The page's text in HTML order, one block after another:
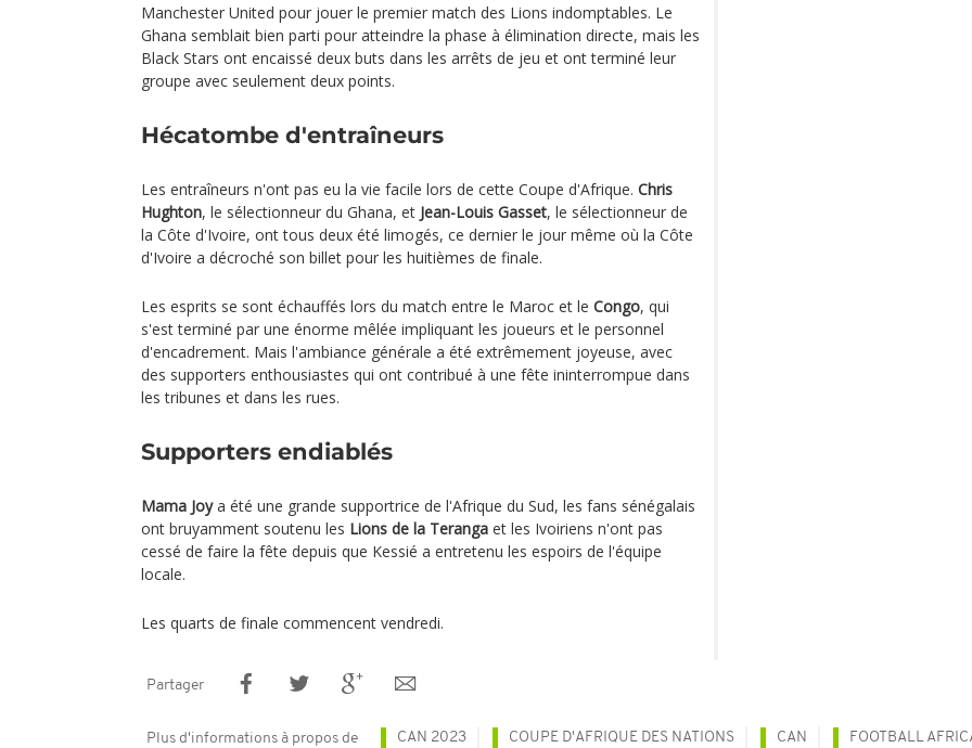
Manchester United pour jouer le premier match des Lions indomptables. Le
Ghana semblait bien parti pour atteindre la phase à élimination directe, mais les
Black Stars ont encaissé deux buts dans les arrêts de jeu et ont terminé leur
groupe avec seulement deux points.
Hécatombe d'entraîneurs
Les entraîneurs n'ont pas eu la vie facile lors de cette Coupe d'Afrique. Chris
Hughton, le sélectionneur du Ghana, et Jean-Louis Gasset, le sélectionneur de
la Côte d'Ivoire, ont tous deux été limogés, ce dernier le jour même où la Côte
d'Ivoire a décroché son billet pour les huitièmes de finale.
Les esprits se sont échauffés lors du match entre le Maroc et le Congo, qui
s'est terminé par une énorme mêlée impliquant les joueurs et le personnel
d'encadrement. Mais l'ambiance générale a été extrêmement joyeuse, avec
des supporters enthousiastes qui ont contribué à une fête ininterrompue dans
les tribunes et dans les rues.
Supporters endiablés
Mama Joya été une grande supportrice de l'Afrique du Sud, les fans sénégalais
ont bruyamment soutenu les Lions de la Teranga et les Ivoiriens n'ont pas
cessé de faire la fête depuis que Kessié a entretenu les espoirs de l'équipe
locale.
Les quarts de finale commencent vendredi.
Partager
Plus d'informations à propos de CAN 2023 COUPE D'AFRIQUE DES NATIONS CAN FOOTBALL